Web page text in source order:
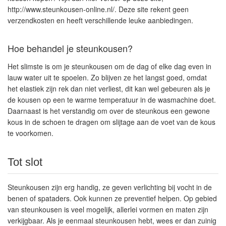
http://www.steunkousen-online.nl/. Deze site rekent geen
verzendkosten en heeft verschillende leuke aanbiedingen.
Hoe behandel je steunkousen?
Het slimste is om je steunkousen om de dag of elke dag even in
lauw water uit te spoelen. Zo blijven ze het langst goed, omdat
het elastiek zijn rek dan niet verliest, dit kan wel gebeuren als je
de kousen op een te warme temperatuur in de wasmachine doet.
Daarnaast is het verstandig om over de steunkous een gewone
kous in de schoen te dragen om slijtage aan de voet van de kous
te voorkomen.
Tot slot
Steunkousen zijn erg handig, ze geven verlichting bij vocht in de
benen of spataders. Ook kunnen ze preventief helpen. Op gebied
van steunkousen is veel mogelijk, allerlei vormen en maten zijn
verkijgbaar. Als je eenmaal steunkousen hebt, wees er dan zuinig